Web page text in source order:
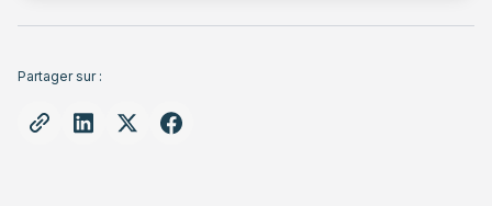
Partager sur :